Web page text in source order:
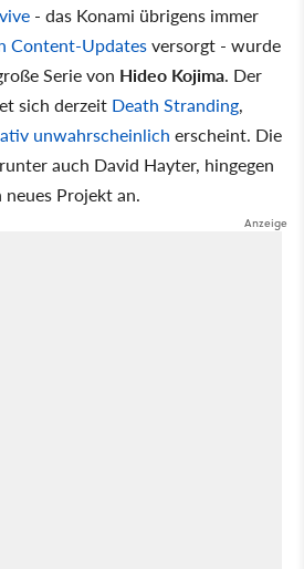
- das Konami übrigens immer
Content-Updatesversorgt - wurde
Serie von Hideo Kojima. Der
sich derzeit Death Stranding,
unwahrscheinlich erscheint. Die
auch David Hayter, hingegen
Projekt an.